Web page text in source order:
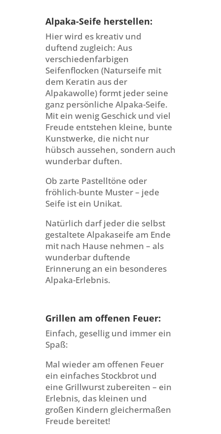
Alpaka-Seife herstellen:
Hier wird es kreativ und
duftend zugleich: Aus
verschiedenfarbigen
Seifenflocken (Naturseife mit
dem Keratin aus der
Alpakawolle) formt jeder seine
ganz persönliche Alpaka-Seife.
Mit ein wenig Geschick und viel
Freude entstehen kleine, bunte
Kunstwerke, die nicht nur
hübsch aussehen, sondern auch
wunderbar duften.
Ob zarte Pastelltöne oder
fröhlich-bunte Muster – jede
Seife ist ein Unikat.
Natürlich darf jeder die selbst
gestaltete Alpakaseife am Ende
mit nach Hause nehmen – als
wunderbar duftende
Erinnerung an ein besonderes
Alpaka-Erlebnis.
Grillen am offenen Feuer:
Einfach, gesellig und immer ein
Spaß:
Mal wieder am offenen Feuer
ein einfaches Stockbrot und
eine Grillwurst zubereiten – ein
Erlebnis, das kleinen und
großen Kindern gleichermaßen
Freude bereitet!